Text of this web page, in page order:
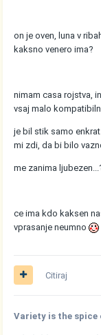
on je oven, luna v
kaksno venero ima?
nimam casa rojstva,
vsaj malo
je bil stik samo
mi zdi, da bi bilo
me zanima
ce ima kdo kaksen
vprasanje neumno
Citiraj
Variety is the spice